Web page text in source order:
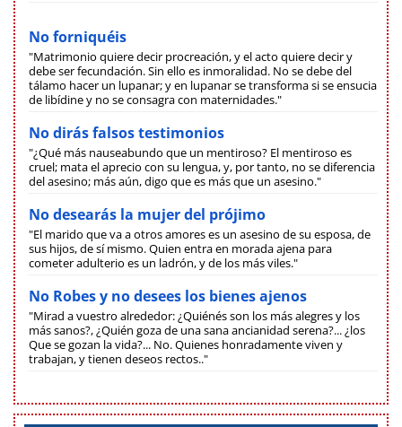
No forniquéis
"Matrimonio quiere decir procreación, y el acto quiere decir y
debe ser fecundación. Sin ello es inmoralidad. No se debe del
tálamo hacer un lupanar; y en lupanar se transforma si se ensucia
de libídine y no se consagra con maternidades."
No dirás falsos testimonios
"¿Qué más nauseabundo que un mentiroso? El mentiroso es
cruel; mata el aprecio con su lengua, y, por tanto, no se diferencia
del asesino; más aún, digo que es más que un asesino."
No desearás la mujer del prójimo
"El marido que va a otros amores es un asesino de su esposa, de
sus hijos, de sí mismo. Quien entra en morada ajena para
cometer adulterio es un ladrón, y de los más viles."
No Robes y no desees los bienes ajenos
"Mirad a vuestro alrededor: ¿Quiénés son los más alegres y los
más sanos?, ¿Quién goza de una sana ancianidad serena?... ¿los
Que se gozan la vida?... No. Quienes honradamente viven y
trabajan, y tienen deseos rectos.."